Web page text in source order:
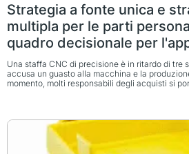
Strategia a fonte unica e
multipla per le parti
quadro decisionale per
Una staffa CNC di precisione è in ritardo di tre
accusa un guasto alla macchina e la
momento, molti responsabili degli acquisti si